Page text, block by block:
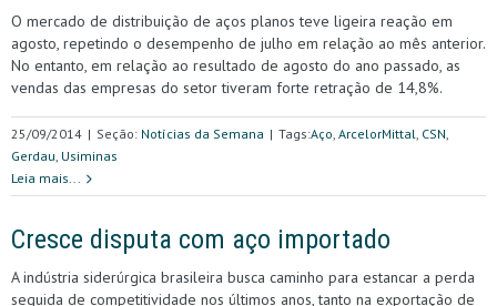
O mercado de distribuição de aços planos teve ligeira reação em
agosto, repetindo o desempenho de julho em relação ao mês anterior.
No entanto, em relação ao resultado de agosto do ano passado, as
vendas das empresas do setor tiveram forte retração de 14,8%.
25/09/2014 | Seção: Notícias da Semana | Tags:Aço, ArcelorMittal, CSN,
Gerdau, Usiminas
Leia mais...
Cresce disputa com aço importado
A indústria siderúrgica brasileira busca caminho para estancar a perda
seguida de competitividade nos últimos anos, tanto na exportação de